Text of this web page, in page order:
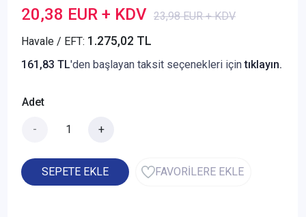
20,38 EUR + KDV 23,98 EUR + KDV
Havale / EFT: 1.275,02 TL
161,83 TL'den başlayan taksit seçenekleri içintıklayın.
Adet
- +
SEPETE EKLE FAVORİLERE EKLE